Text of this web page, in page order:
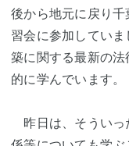
後から地元に戻り千
習会に参加してい
築に関する最新の
的に学んでいます。
昨日は、そういっ